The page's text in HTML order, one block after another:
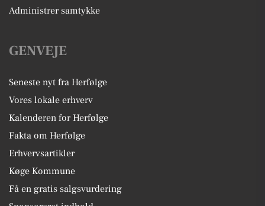
Administrer samtykke
GENVEJE
Seneste nyt fra Herfølge
Vores lokale erhverv
Kalenderen for Herfølge
Fakta om Herfølge
Erhvervsartikler
Køge Kommune
Få en gratis salgsvurdering